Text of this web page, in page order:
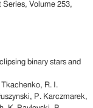
Volume 253,
binary stars and
R. I.
P. Karczmarek,